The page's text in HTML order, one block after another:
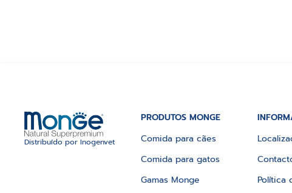
Distribuído por Inogenvet
PRODUTOS MONGE
Comida para cães
Comida para gatos
Gamas Monge
Política